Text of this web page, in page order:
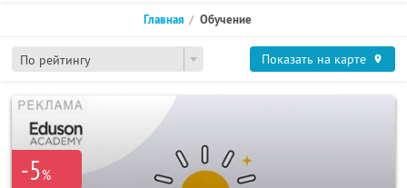
По рейтингу
Главная Обучение
Показать на карте
-5%